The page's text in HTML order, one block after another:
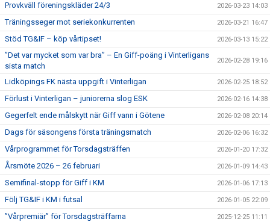
Provkväll föreningskläder 24/3 2026-03-23 14:03
Träningsseger mot seriekonkurrenten 2026-03-21 16:47
Stöd TG&IF – köp vårtipset! 2026-03-13 15:22
”Det var mycket som var bra” – En Giff-poäng i Vinterligans
sista match
2026-02-28 19:16
Lidköpings FK nästa uppgift i Vinterligan 2026-02-25 18:52
Förlust i Vinterligan – juniorerna slog ESK 2026-02-16 14:38
Gegerfelt ende målskytt när Giff vann i Götene 2026-02-08 20:14
Dags för säsongens första träningsmatch 2026-02-06 16:32
Vårprogrammet för Torsdagsträffen 2026-01-20 17:32
Årsmöte 2026 – 26 februari 2026-01-09 14:43
Semifinal-stopp för Giff i KM 2026-01-06 17:13
Följ TG&IF i KM i futsal 2026-01-05 22:09
”Vårpremiär” för Torsdagsträffarna 2025-12-25 11:11